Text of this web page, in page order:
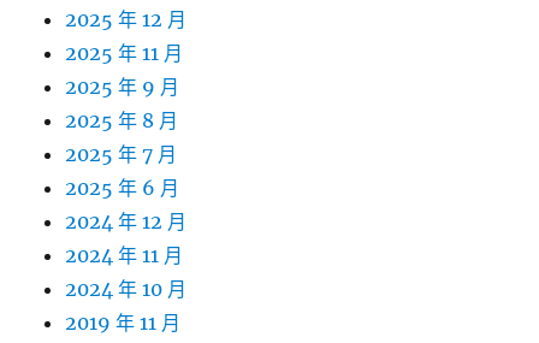
2025 年 12 月
2025 年 11 月
2025 年 9 月
2025 年 8 月
2025 年 7 月
2025 年 6 月
2024 年 12 月
2024 年 11 月
2024 年 10 月
2019 年 11 月